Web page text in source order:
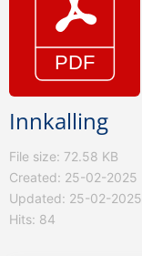
Innkalling
File size: 72.58 KB
Created: 25-02-2025
Updated: 25-02-2025
Hits: 84